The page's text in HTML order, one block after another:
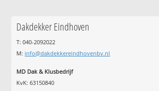
Dakdekker Eindhoven
T: 040-2092022
M: info@dakdekkereindhovenbv.nl
MD Dak & Klusbedrijf
KvK: 63150840